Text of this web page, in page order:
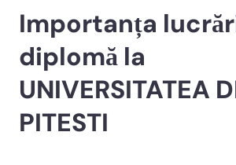
Importanța
diplomă la
UNIVERSITATEA
PITESTI